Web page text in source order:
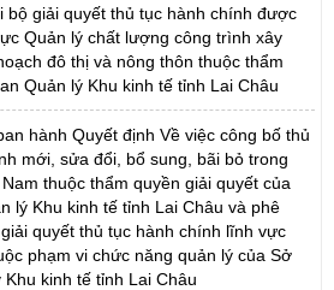
bộ giải quyết thủ tục hành chính được
Quản lý chất lượng công trình xây
đô thị và nông thôn thuộc thẩm
Quản lý Khu kinh tế tỉnh Lai Châu
hành Quyết định Về việc công bố thủ
mới, sửa đổi, bổ sung, bãi bỏ trong
thuộc thẩm quyền giải quyết của
lý Khu kinh tế tỉnh Lai Châu và phê
quyết thủ tục hành chính lĩnh vực
phạm vi chức năng quản lý của Sở
kinh tế tỉnh Lai Châu